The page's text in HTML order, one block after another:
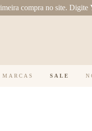
compra no site. Digite
MARCAS SALE